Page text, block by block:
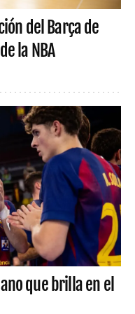
del Barça de
la NBA
que brilla en el